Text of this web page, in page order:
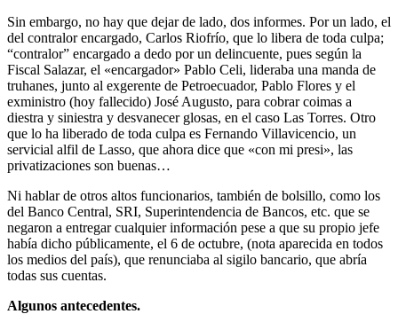
Sin embargo, no hay que dejar de lado, dos informes. Por un lado, el
del contralor encargado, Carlos Riofrío, que lo libera de toda culpa;
“contralor” encargado a dedo por un delincuente, pues según la
Fiscal Salazar, el «encargador» Pablo Celi, lideraba una manda de
truhanes, junto al exgerente de Petroecuador, Pablo Flores y el
exministro (hoy fallecido) José Augusto, para cobrar coimas a
diestra y siniestra y desvanecer glosas, en el caso Las Torres. Otro
que lo ha liberado de toda culpa es Fernando Villavicencio, un
servicial alfil de Lasso, que ahora dice que «con mi presi», las
privatizaciones son buenas…
Ni hablar de otros altos funcionarios, también de bolsillo, como los
del Banco Central, SRI, Superintendencia de Bancos, etc. que se
negaron a entregar cualquier información pese a que su propio jefe
había dicho públicamente, el 6 de octubre, (nota aparecida en todos
los medios del país), que renunciaba al sigilo bancario, que abría
todas sus cuentas.
Algunos antecedentes.